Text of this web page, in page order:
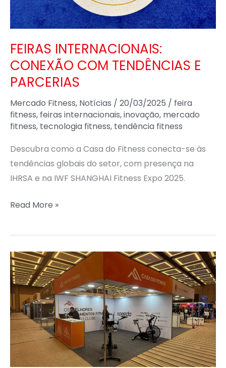
FEIRAS INTERNACIONAIS:
CONEXÃO COM TENDÊNCIAS E
PARCERIAS
Mercado Fitness, Notícias / 20/03/2025 / feira
fitness, feiras internacionais,inovação, mercado
fitness, tecnologia fitness, tendência fitness
Descubra como a Casa do Fitness conecta-se às
tendências globais do setor, com presença na
IHRSA e na IWF SHANGHAI Fitness Expo 2025.
PARCERIAS
Read More »
CASA
DO
FITNESS
NA
CBC
&
CLUBES
EXPO: